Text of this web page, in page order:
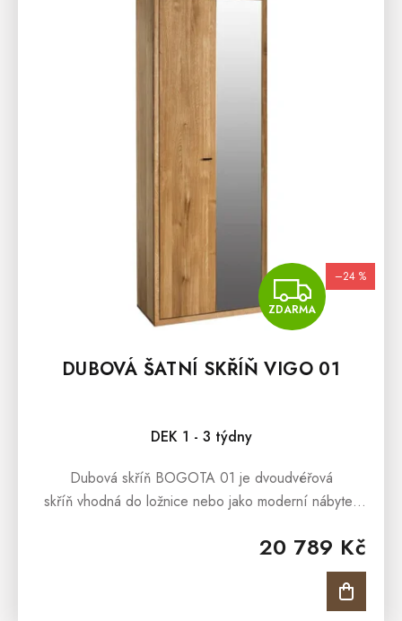
ZDARMA
–24 %
DUBOVÁ ŠATNÍ SKŘÍŇ VIGO 01
DEK 1 - 3 týdny
20 789 Kč
Dubová skříň BOGOTA 01 je dvoudvéřová
skříň vhodná do ložnice nebo jako moderní nábytek
prvků zajistí lehkost a vzdušnost nábytku....